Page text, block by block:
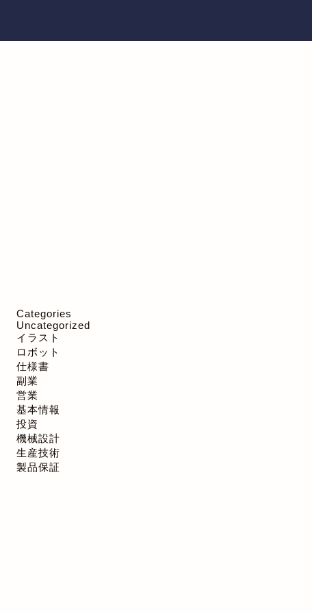
Categories
Uncategorized
イラスト
ロボット
仕様書
副業
営業
基本情報
投資
機械設計
生産技術
製品保証